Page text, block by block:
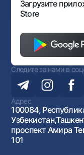
Загрузите
Store
Следите за нами в
Адрес
100084,
проспект Амира
101